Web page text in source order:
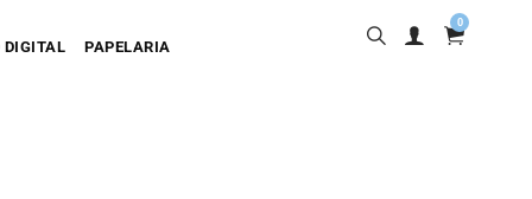
0
DIGITAL PAPELARIA